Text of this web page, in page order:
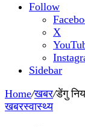
Follow
X
Sidebar
Home/खबर/डेंगु
खबरस्वास्थ्य